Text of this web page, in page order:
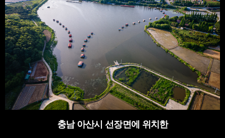
충남 아산시 선장면에 위치한